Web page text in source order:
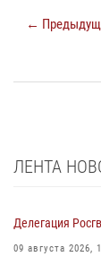
←
ЛЕНТА
Делегация
09 августа 2026,